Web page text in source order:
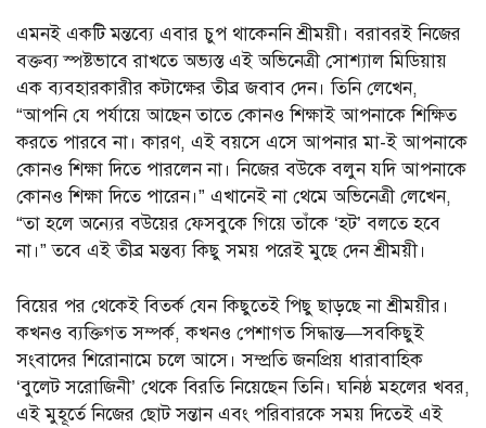
এমনই একটি মন্তব্যে এবার চুপ থাকেননি শ্রীময়ী। বরাবরই নিজের
বক্তব্য স্পষ্টভাবে রাখতে অভ্যস্ত এই অভিনেত্রী সোশ্যাল মিডিয়ায়
এক ব্যবহারকারীর কটাক্ষের তীব্র জবাব দেন। তিনি লেখেন,
“আপনি যে পর্যায়ে আছেন তাতে কোনও শিক্ষাই আপনাকে শিক্ষিত
করতে পারবে না। কারণ, এই বয়সে এসে আপনার মা-ই আপনাকে
কোনও শিক্ষা দিতে পারলেন না। নিজের বউকে বলুন যদি আপনাকে
কোনও শিক্ষা দিতে পারেন।” এখানেই না থেমে অভিনেত্রী লেখেন,
“তা হলে অন্যের বউয়ের ফেসবুকে গিয়ে তাঁকে ‘হট’ বলতে হবে
না।” তবে এই তীব্র মন্তব্য কিছু সময় পরেই মুছে দেন শ্রীময়ী।
বিয়ের পর থেকেই বিতর্ক যেন কিছুতেই পিছু ছাড়ছে না শ্রীময়ীর।
কখনও ব্যক্তিগত সম্পর্ক, কখনও পেশাগত সিদ্ধান্ত—সবকিছুই
সংবাদের শিরোনামে চলে আসে। সম্প্রতি জনপ্রিয় ধারাবাহিক
‘বুলেট সরোজিনী’ থেকে বিরতি নিয়েছেন তিনি। ঘনিষ্ঠ মহলের খবর,
এই মুহূর্তে নিজের ছোট সন্তান এবং পরিবারকে সময় দিতেই এই